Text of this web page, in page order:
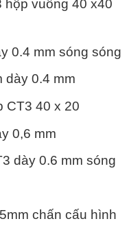
vuông 40 x40
0.4 mm sóng sóng
dày 0.4 mm
CT3 40 x 20
0,6 mm
dày 0.6 mm sóng
chấn cấu hình